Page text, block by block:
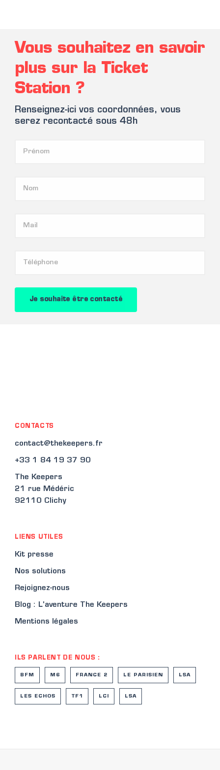
Vous souhaitez en savoir
plus sur la Ticket
Station ?
Renseignez-ici vos coordonnées, vous
serez recontacté sous 48h
Je souhaite être contacté
CONTACTS
contact@thekeepers.fr
+33 1 84 19 37 90
The Keepers
21 rue Médéric
92110 Clichy
LIENS UTILES
Kit presse
Nos solutions
Rejoignez-nous
Blog : L'aventure The Keepers
Mentions légales
ILS PARLENT DE NOUS :
BFM M6 FRANCE 2 LE PARISIEN LSA
LES ECHOS TF1 LCI LSA